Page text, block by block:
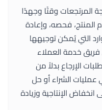
المرتجعات وقتًا وجهدًا
المنتج، فحصه، وإعادة
التي يُمكن توجيهها
فريق خدمة العملاء
الإرجاع بدلاً من
عمليات الشراء أو حل
الإنتاجية وزيادة